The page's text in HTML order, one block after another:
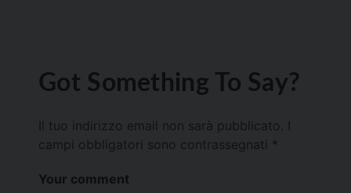
Got Something To Say?
Il tuo indirizzo email non sarà pubblicato.
campi obbligatori sono contrassegnati *
Your comment